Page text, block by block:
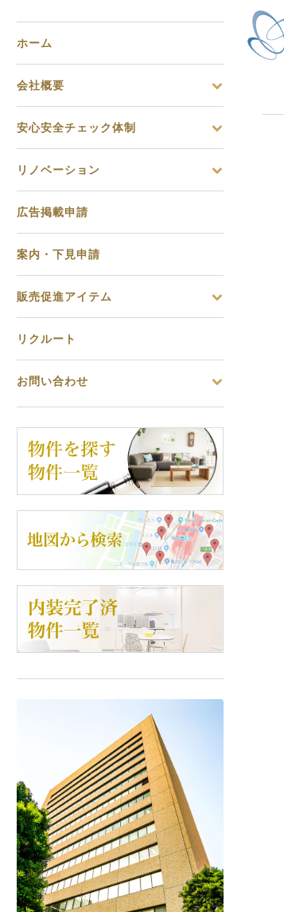
ホーム
会社概要
安心安全チェック体制
リノベーション
広告掲載申請
案内・下見申請
販売促進アイテム
リクルート
お問い合わせ